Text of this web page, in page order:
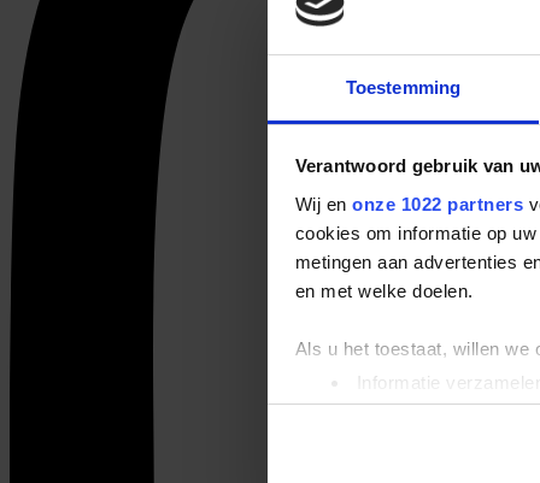
Toestemming
Verantwoord gebruik van
Wij en onze 1022 partners
cookies om informatie op
metingen aan advertenties
en met welke doelen.
Als u het toestaat, willen we
Informatie
Uw apparaat
Lees meer over hoe uw